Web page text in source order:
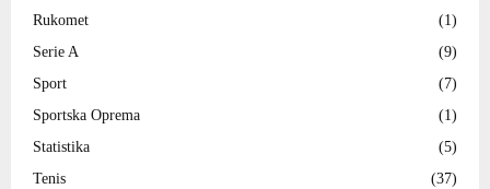
Rukomet
(1)
Serie A
(9)
Sport
(7)
Sportska Oprema
(1)
Statistika
(5)
Tenis
(37)